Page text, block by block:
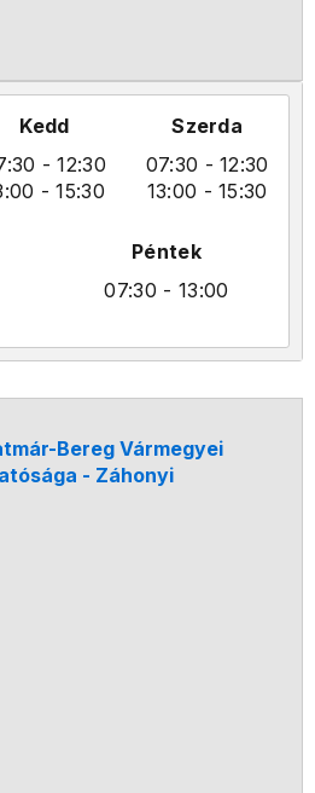
Kedd
- 12:30
- 15:30
Szerda
07:30 - 12:30
13:00 - 15:30
Péntek
07:30 - 13:00
Bereg Vármegyei
- Záhonyi